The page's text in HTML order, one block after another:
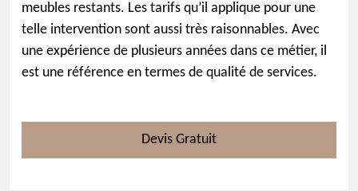
meubles restants. Les tarifs qu’il applique pour une
telle intervention sont aussi très raisonnables. Avec
une expérience de plusieurs années dans ce métier, il
est une référence en termes de qualité de services.
Devis Gratuit